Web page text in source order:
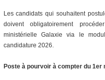
Les candidats qui souhaitent
doivent obligatoirement
ministérielle Galaxie via le
candidature 2026.
Poste à pourvoir à compter du 1er